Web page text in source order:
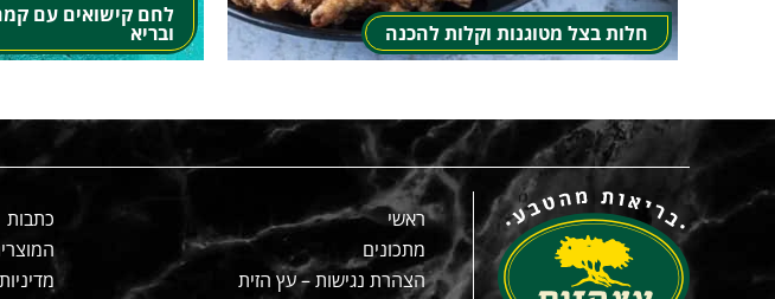
חלות בצל מטוגנות וקלות להכנה
לחם קישואים עם קמח
ובריא
ראשי
כתבות
מתכונים
הצהרת נגישות – עץ הזית